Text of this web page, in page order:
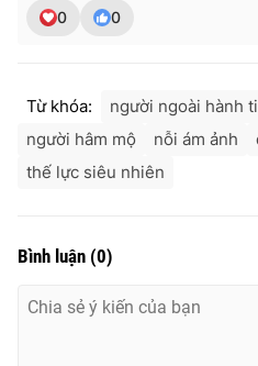
0 0
Từ khóa: người ngoài hành
người hâm mộ
nỗi ám ảnh
thế lực siêu nhiên
Bình luận (0)